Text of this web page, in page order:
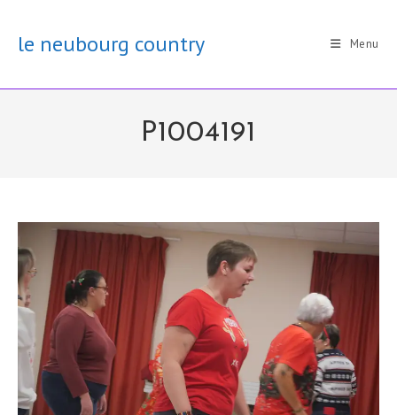
contentle neubourg country Menu
P1004191